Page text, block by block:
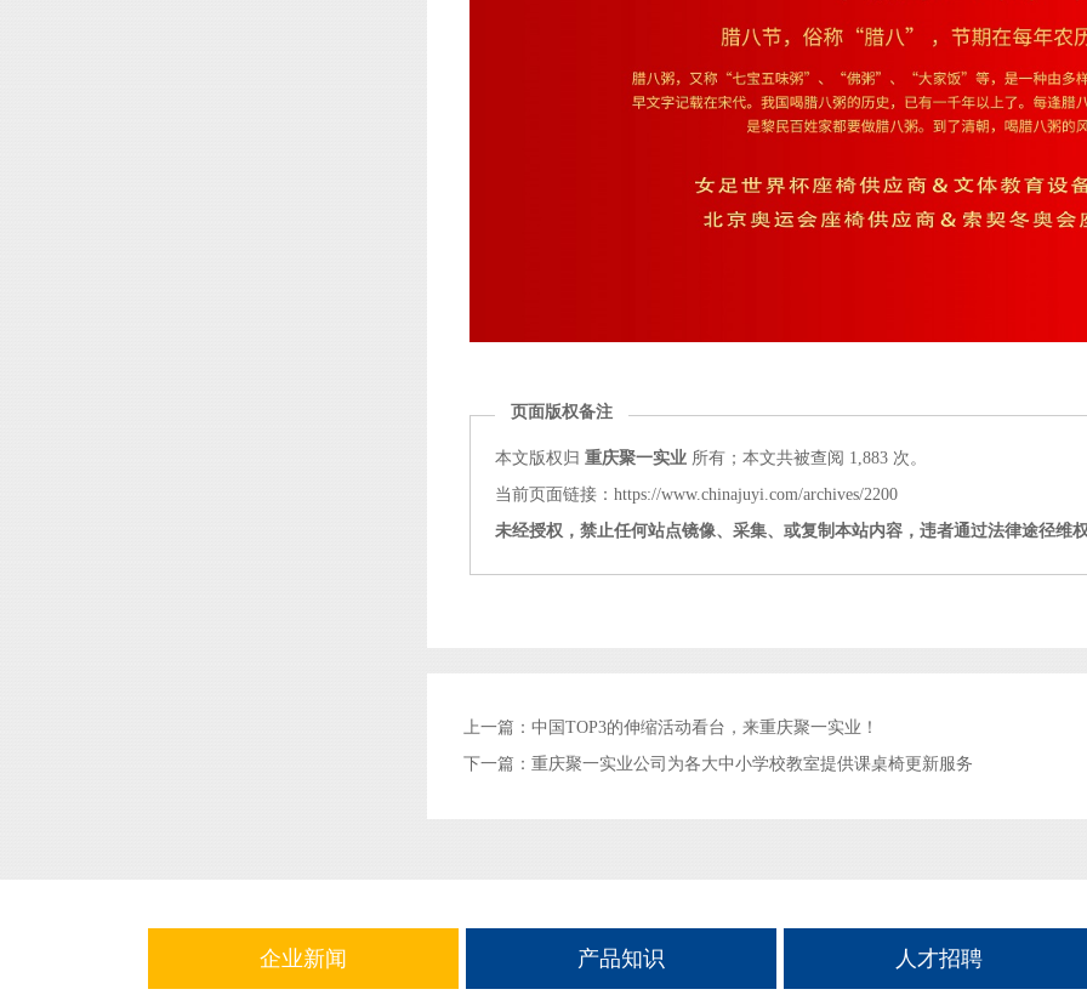
页面版权备注
本文版权归 重庆聚一实业 所有；本文共被查阅 1,883 次。
当前页面链接：https://www.chinajuyi.com/archives/2200
未经授权，禁止任何站点镜像、采集、或复制本站内容，违者通过法律途径维
上一篇： 中国TOP3的伸缩活动看台，来重庆聚一实业！
下一篇： 重庆聚一实业公司为各大中小学校教室提供课桌椅更新服务
企业新闻 产品知识 人才招聘